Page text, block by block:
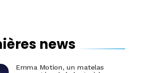
news
Emma Motion, un matelas